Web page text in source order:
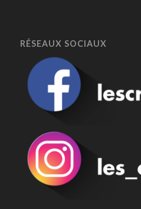
RÉSEAUX SOCIAUX